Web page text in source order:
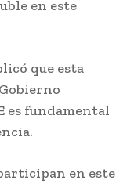
en este
que esta
es fundamental
en este